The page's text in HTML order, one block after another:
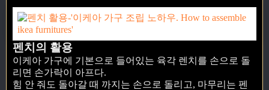
펜치의 활용
이케아 가구에 기본으로 들어있는 육각 렌치를 손으로 돌
리면 손가락이 아프다.
힘 안 줘도 돌아갈 때 까지는 손으로 돌리고, 마무리는 펜